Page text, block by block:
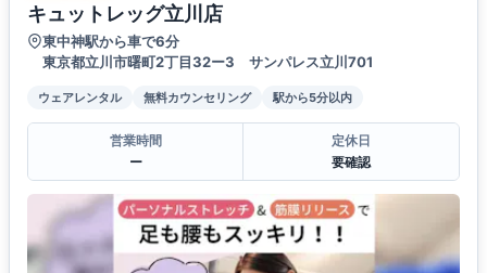
キュットレッグ立川店
東中神駅から車で6分
東京都立川市曙町2丁目32ー3 サンパレス立川701
ウェアレンタル 無料カウンセリング 駅から5分以内
営業時間
ー
定休日
要確認